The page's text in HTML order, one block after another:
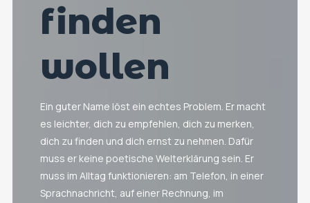
finden
wollen
Ein guter Name löst ein echtes Problem. Er macht
es leichter, dich zu empfehlen, dich zu merken,
dich zu finden und dich ernst zu nehmen. Dafür
muss er keine poetische Welterklärung sein. Er
muss im Alltag funktionieren: am Telefon, in einer
Sprachnachricht, auf einer Rechnung, im